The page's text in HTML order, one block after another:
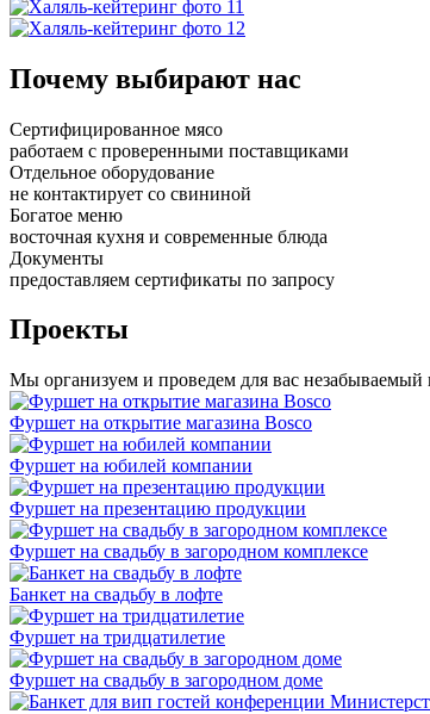
Почему выбирают нас
Сертифицированное мясо
работаем с проверенными поставщиками
Отдельное оборудование
не контактирует со свининой
Богатое меню
восточная кухня и современные блюда
Документы
предоставляем сертификаты по запросу
Проекты
Мы организуем и проведем для вас
Фуршет на открытие магазина Bosco
Фуршет на юбилей компании
Фуршет на презентацию продукции
Фуршет на свадьбу в загородном комплексе
Банкет на свадьбу в лофте
Фуршет на тридцатилетие
Фуршет на свадьбу в загородном доме